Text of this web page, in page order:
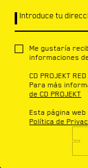
Introduce tu
Me gustaría
informaciones
CD PROJEKT
Para más
de CD PROJEKT
Esta página
Política de